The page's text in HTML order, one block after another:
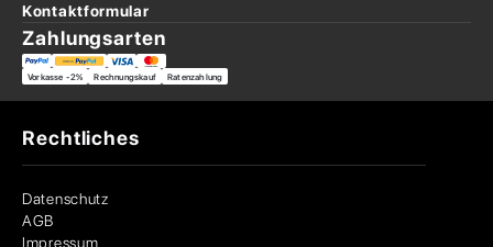
Kontaktformular
Zahlungsarten
Vorkasse -2% Rechnungskauf Ratenzahlung
Rechtliches
Datenschutz
AGB
Impressum